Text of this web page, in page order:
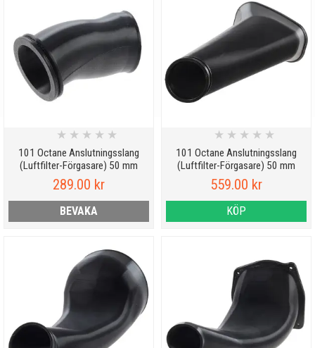
101 Octane Anslutningsslang
(Luftfilter-Förgasare) 50 mm
★ ★ ★ ★ ★
289.00 kr
BEVAKA
101 Octane Anslutningsslang
(Luftfilter-Förgasare) 50 mm
★ ★ ★ ★ ★
559.00 kr
KÖP